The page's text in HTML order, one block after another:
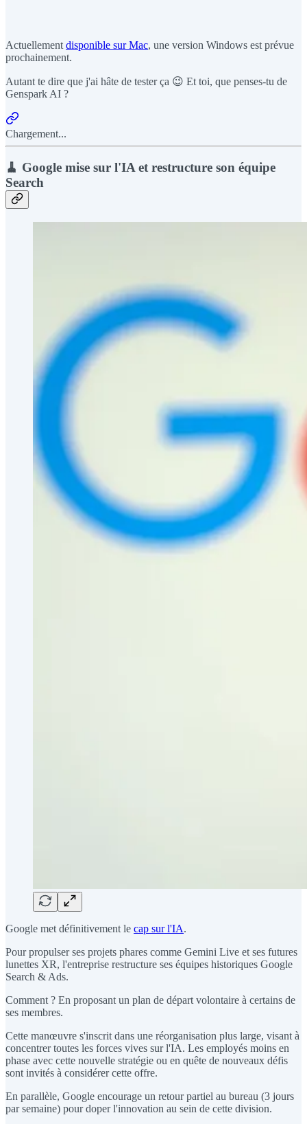
Actuellement disponible sur Mac, une version Windows est prévue
prochainement.
Autant te dire que j'ai hâte de tester ça 😉 Et toi, que penses-tu de
Genspark AI ?
Chargement...
🧹 Google mise sur l'IA et restructure son équipe
Search
Google met définitivement le cap sur l'IA.
Pour propulser ses projets phares comme Gemini Live et ses futures
lunettes XR, l'entreprise restructure ses équipes historiques Google
Search & Ads.
Comment ? En proposant un plan de départ volontaire à certains de
ses membres.
Cette manœuvre s'inscrit dans une réorganisation plus large, visant à
concentrer toutes les forces vives sur l'IA. Les employés moins en
phase avec cette nouvelle stratégie ou en quête de nouveaux défis
sont invités à considérer cette offre.
En parallèle, Google encourage un retour partiel au bureau (3 jours
par semaine) pour doper l'innovation au sein de cette division.